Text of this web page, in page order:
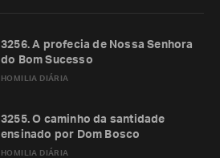
HOMILIA DIÁRIA
3256. A profecia de Nossa Senhora
do Bom Sucesso
HOMILIA DIÁRIA
3255. O caminho da santidade
ensinado por Dom Bosco